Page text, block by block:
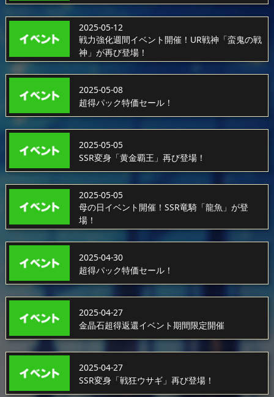
2025-05-12
戦力強化週間イベント開催！UR戦神「蛮鬼の戦
神」が再び登場！
2025-05-08
超得パック特価セール！
2025-05-05
SSR変身「黄金覇王」再び登場！
2025-05-05
母の日イベント開催！SSR竜騎「龍魚」が登
場！
2025-04-30
超得パック特価セール！
2025-04-27
金晶石超得返還イベント期間限定開催
2025-04-27
SSR変身「戦狂ウサギ」再び登場！